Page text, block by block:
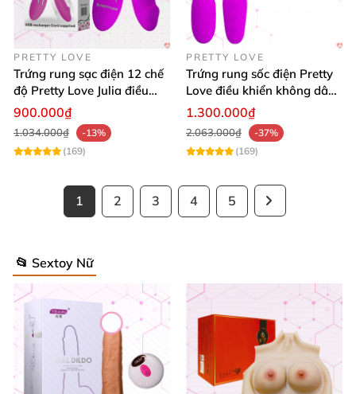
PRETTY LOVE
Trứng rung sạc điện 12 chế
độ Pretty Love Julia điều
khiển từ xa
900.000₫
1.034.000₫
-13%
(169)
PRETTY LOVE
Trứng rung sốc điện Pretty
Love điều khiển không dây
sang trọng kích thích
1.300.000₫
2.063.000₫
-37%
(169)
1 2 3 4 5
📂 Sextoy Nữ